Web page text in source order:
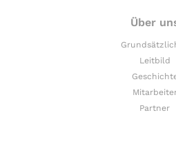
Über
Leitbild
Partner